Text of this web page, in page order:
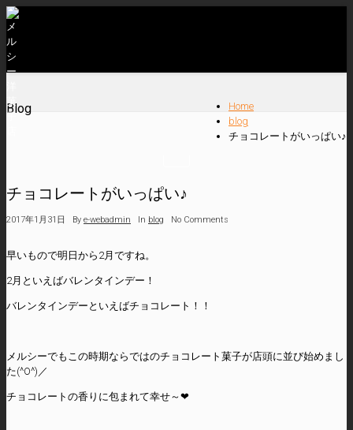
Blog
Home
blog
チョコレートがいっぱい♪
チョコレートがいっぱい♪
2017年1月31日 By e-webadmin In blog No Comments
早いもので明日から2月ですね。
2月といえばバレンタインデー！
バレンタインデーといえばチョコレート！！
メルシーでもこの時期ならではのチョコレート菓子が店頭に並び始めまし
た(^O^)／
チョコレートの香りに包まれて幸せ～❤